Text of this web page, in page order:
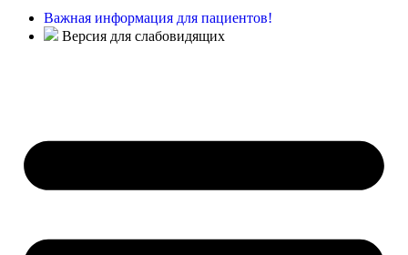
Важная информация для пациентов!
Версия для слабовидящих